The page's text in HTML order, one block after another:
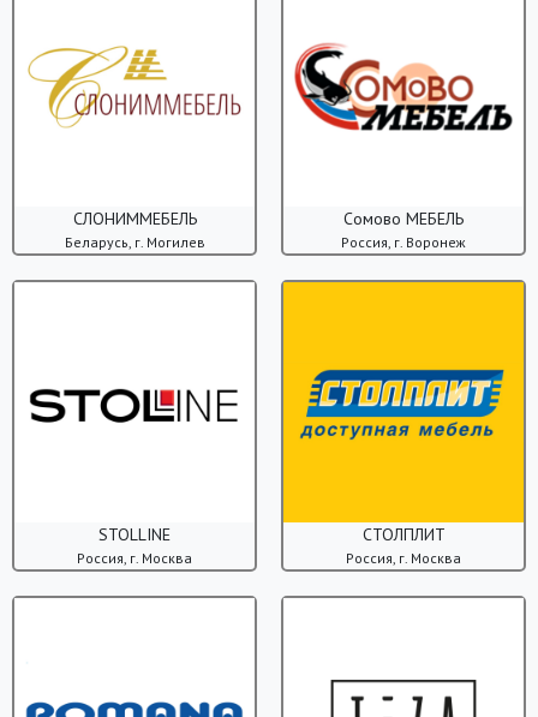
СЛОНИММЕБЕЛЬ
Беларусь, г. Могилев
Сомово МЕБЕЛЬ
Россия, г. Воронеж
STOLLINE
Россия, г. Москва
СТОЛПЛИТ
Россия, г. Москва